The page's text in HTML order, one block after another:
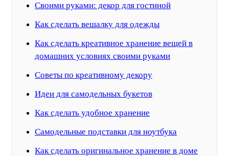
Своими руками: декор для гостиной
Как сделать вешалку для одежды
Как сделать креативное хранение вещей в
домашних условиях своими руками
Советы по креативному декору
Идеи для самодельных букетов
Как сделать удобное хранение
Самодельные подставки для ноутбука
Как сделать оригинальное хранение в доме